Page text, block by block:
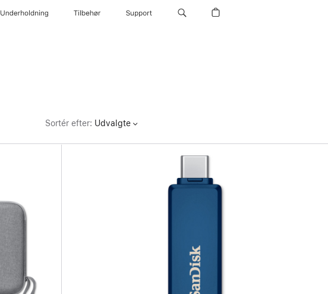
Underholdning Tilbehør Support
Sortér efter: Udvalgte
Forrige
Billede
SanDisk